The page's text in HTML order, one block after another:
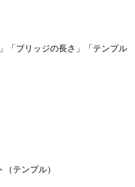
「ブリッジの長さ」「テンプル
テンプル）